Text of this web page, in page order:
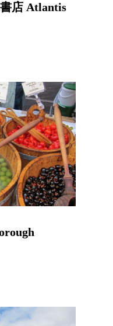
店 Atlantis